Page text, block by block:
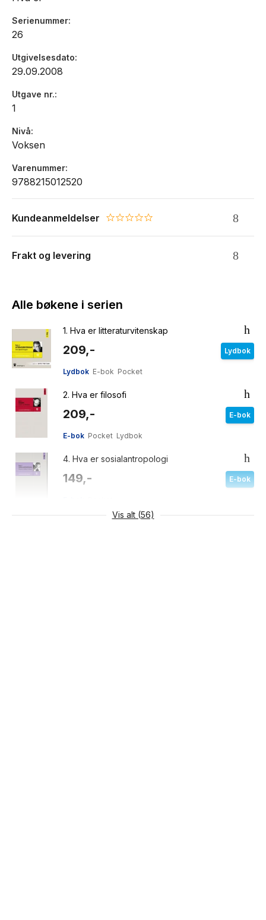
Serienummer
26
Utgivelsesdato
29.09.2008
Utgave nr.
1
Nivå
Voksen
Varenummer
9788215012520
Kundeanmeldelser 0.0 star rating
Frakt og levering
Alle bøkene i serien
1. Hva er litteraturvitenskap
209,- Lydbok
Lydbok E-bok Pocket
2. Hva er filosofi
209,- E-bok
E-bok Pocket Lydbok
4. Hva er sosialantropologi
149,- E-bok
Vis alt (56)